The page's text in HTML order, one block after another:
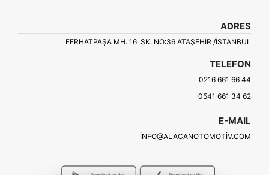
ADRES
FERHATPAŞA MH. 16. SK. NO:36 ATAŞEHIR /İSTANBUL
TELEFON
0216 661 66 44
0541 661 34 62
E-MAIL
INFO@ALACANOTOMOTIV.COM